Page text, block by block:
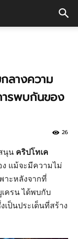
ลางความ
รพบกันของ
26
นุน คริปโทเค
ง แม้จะมีความไม่
าะหลังจากที่
ครน ได้พบกับ
ป็นประเด็นที่สร้าง